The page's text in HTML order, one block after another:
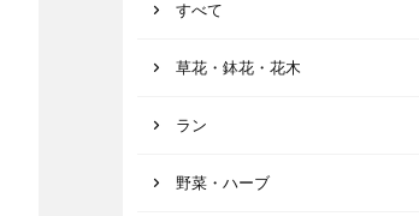
すべて
草花・鉢花・花木
ラン
野菜・ハーブ